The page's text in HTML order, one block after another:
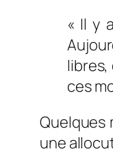
« Il y
libres,
ces
Quelques
une